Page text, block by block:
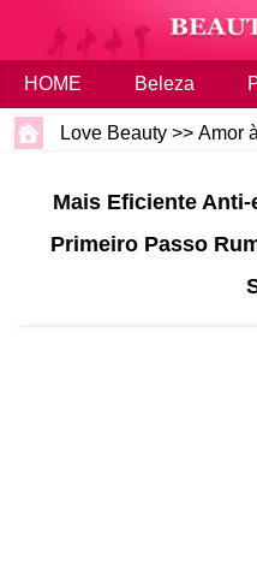
HOME Beleza
Love Beauty >>Amor
Mais Eficiente
Primeiro Passo